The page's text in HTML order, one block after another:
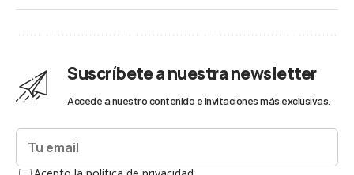
Suscríbete a nuestra newsletter
Accede a nuestro contenido e invitaciones más exclusivas.